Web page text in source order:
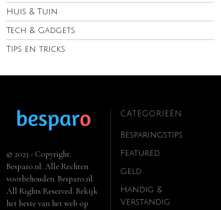
Huis & Tuin
Tech & Gadgets
Tips en tricks
© 2023 - Copyright.
Besparo.nl. Alle Rechten
voorbehouden. Besparo.nl.
All Rights Reserved. Bekijk
het beste van het web op
CATEGORIEËN
Besparingstips
Featured
Geld
Handig &
Verstandig